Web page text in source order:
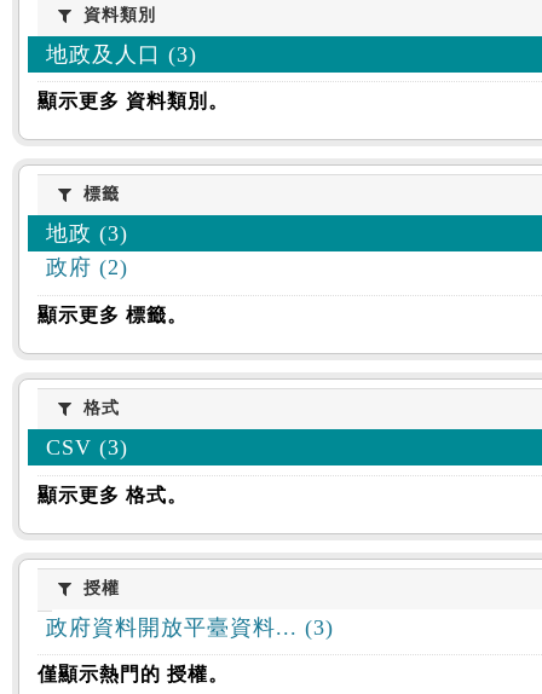
資料類別
資料類別
地政及人口 (3)
顯示更多 資料類別。
標籤標籤
地政 (3)
政府 (2)
顯示更多 標籤。
格式格式
CSV (3)
顯示更多 格式。
授權授權
政府資料開放平臺資料... (3)
僅顯示熱門的 授權。